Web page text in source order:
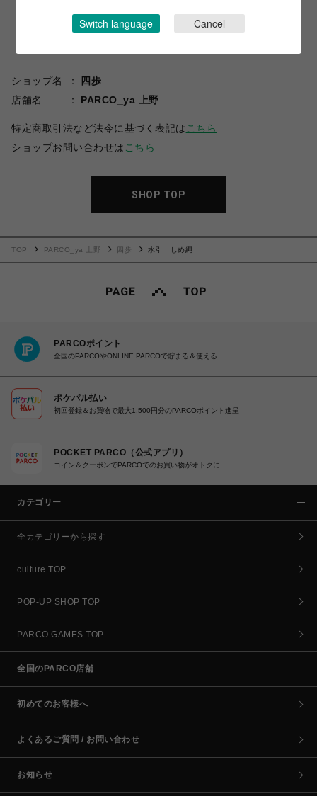
ショップ名
四歩
店舗名
PARCO_ya 上野
特定商取引法など法令に基づく表記は こちら
ショップお問い合わせは こちら
SHOP TOP
TOP PARCO_ya 上野 四歩 水引 しめ縄
PARCOポイント
全国のPARCOやONLINE PARCOで貯まる＆使える
ポケパル払い
初回登録＆お買物で最大1,500円分のPARCOポイント進呈
POCKET PARCO（公式アプリ）
コイン＆クーポンでPARCOでのお買い物がオトクに
カテゴリー
全カテゴリーから探す
culture TOP
POP-UP SHOP TOP
PARCO GAMES TOP
全国のPARCO店舗
初めてのお客様へ
よくあるご質問 / お問い合わせ
お知らせ
Switch language Cancel